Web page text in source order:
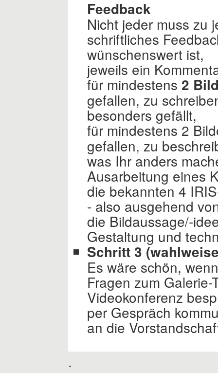
Feedback
Nicht jeder muss zu
schriftliches
wünschenswert ist,
jeweils ein
für mindestens 2
gefallen, zu
besonders gefällt,
für mindestens 2
gefallen, zu
was Ihr anders
Ausarbeitung eines
die bekannten 4
- also ausgehend
die Bildaussage/-
Gestaltung und
Schritt 3
Es wäre schön,
Fragen zum
Videokonferenz
per Gespräch
an die
.